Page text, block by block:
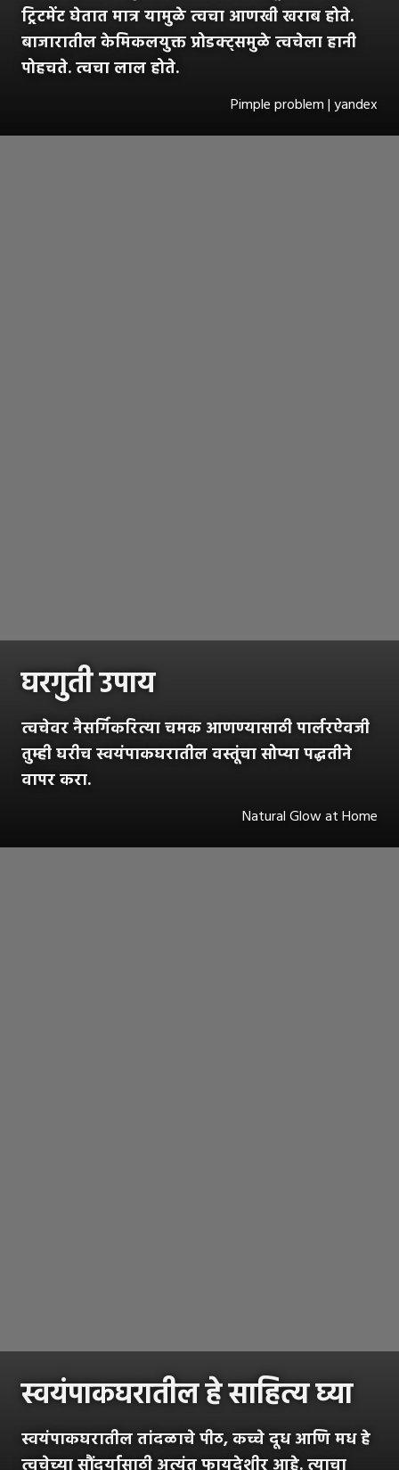
ट्रिटमेंट घेतात मात्र यामुळे त्वचा आणखी खराब होते.
बाजारातील केमिकलयुक्त प्रोडक्ट्समुळे त्वचेला हानी
पोहचते. त्वचा लाल होते.
Pimple problem | yandex
घरगुती उपाय
त्वचेवर नैसर्गिकरित्या चमक आणण्यासाठी पार्लरऐवजी
तुम्ही घरीच स्वयंपाकघरातील वस्तूंचा सोप्या पद्धतीने
वापर करा.
Natural Glow at Home
स्वयंपाकघरातील हे साहित्य घ्या
स्वयंपाकघरातील तांदळाचे पीठ, कच्चे दूध आणि मध हे